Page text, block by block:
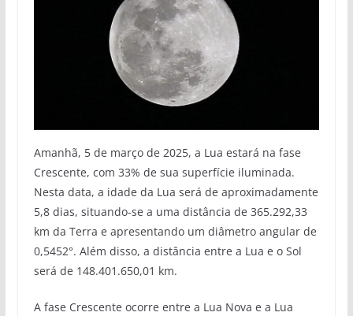
Amanhã, 5 de março de 2025, a Lua estará na fase
Crescente, com 33% de sua superfície iluminada.
Nesta data, a idade da Lua será de aproximadamente
5,8 dias, situando-se a uma distância de 365.292,33
km da Terra e apresentando um diâmetro angular de
0,5452°. Além disso, a distância entre a Lua e o Sol
será de 148.401.650,01 km.
A fase Crescente ocorre entre a Lua Nova e a Lua